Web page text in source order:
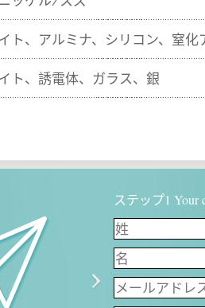
ト、アルミナ、シリコン、窒化
ト、誘電体、ガラス、銀
ステップ1 Your